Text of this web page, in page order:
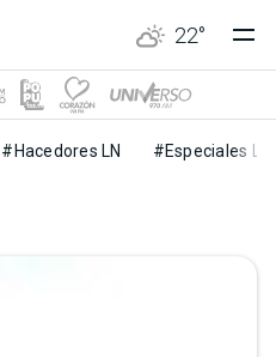
22°
#Hacedores LN #Especiales LN